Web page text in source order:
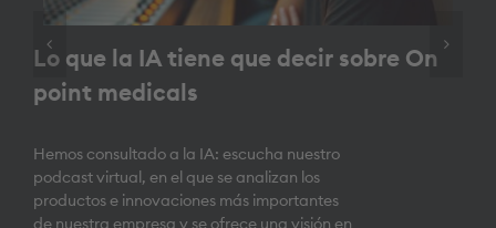
Lo que la IA tiene que decir sobre On
point medicals
Hemos consultado a la IA: escucha nuestro
podcast virtual, en el que se analizan los
productos e innovaciones más importantes
de nuestra empresa y se ofrece una visión en